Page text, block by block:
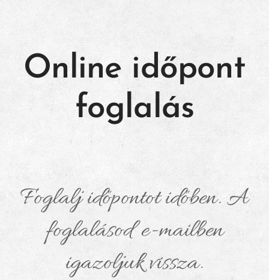
Online időpont
foglalás
Foglalj időpontot időben. A
foglalásod e-mailben
igazoljuk vissza.